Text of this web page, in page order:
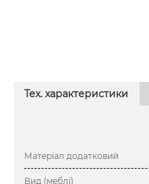
Тех. характеристики
Матеріал додатковий
Вид (меблі)